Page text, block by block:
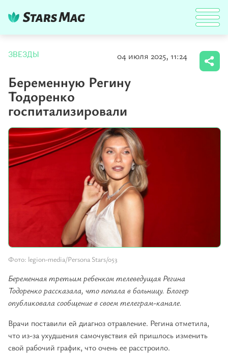
ЗВЕЗДЫ 04 июля 2025, 11:24
Беременную Регину
Тодоренко
госпитализировали
Фото: legion-media/Persona Stars/053
Беременная третьим ребенком телеведущая Регина
Тодоренко рассказала, что попала в больницу. Блогер
опубликовала сообщение в своем телеграм-канале.
Врачи поставили ей диагноз отравление. Регина отметила,
что из-за ухудшения самочувствия ей пришлось изменить
свой рабочий график, что очень ее расстроило.